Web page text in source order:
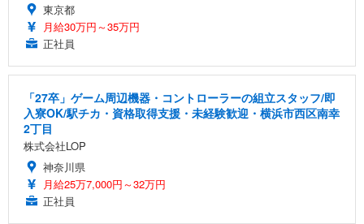
東京都
月給30万円～35万円
正社員
「27卒」ゲーム周辺機器・コントローラーの組立スタッフ/即
入寮OK/駅チカ・資格取得支援・未経験歓迎・横浜市西区南幸
2丁目
株式会社LOP
神奈川県
月給25万7,000円～32万円
正社員